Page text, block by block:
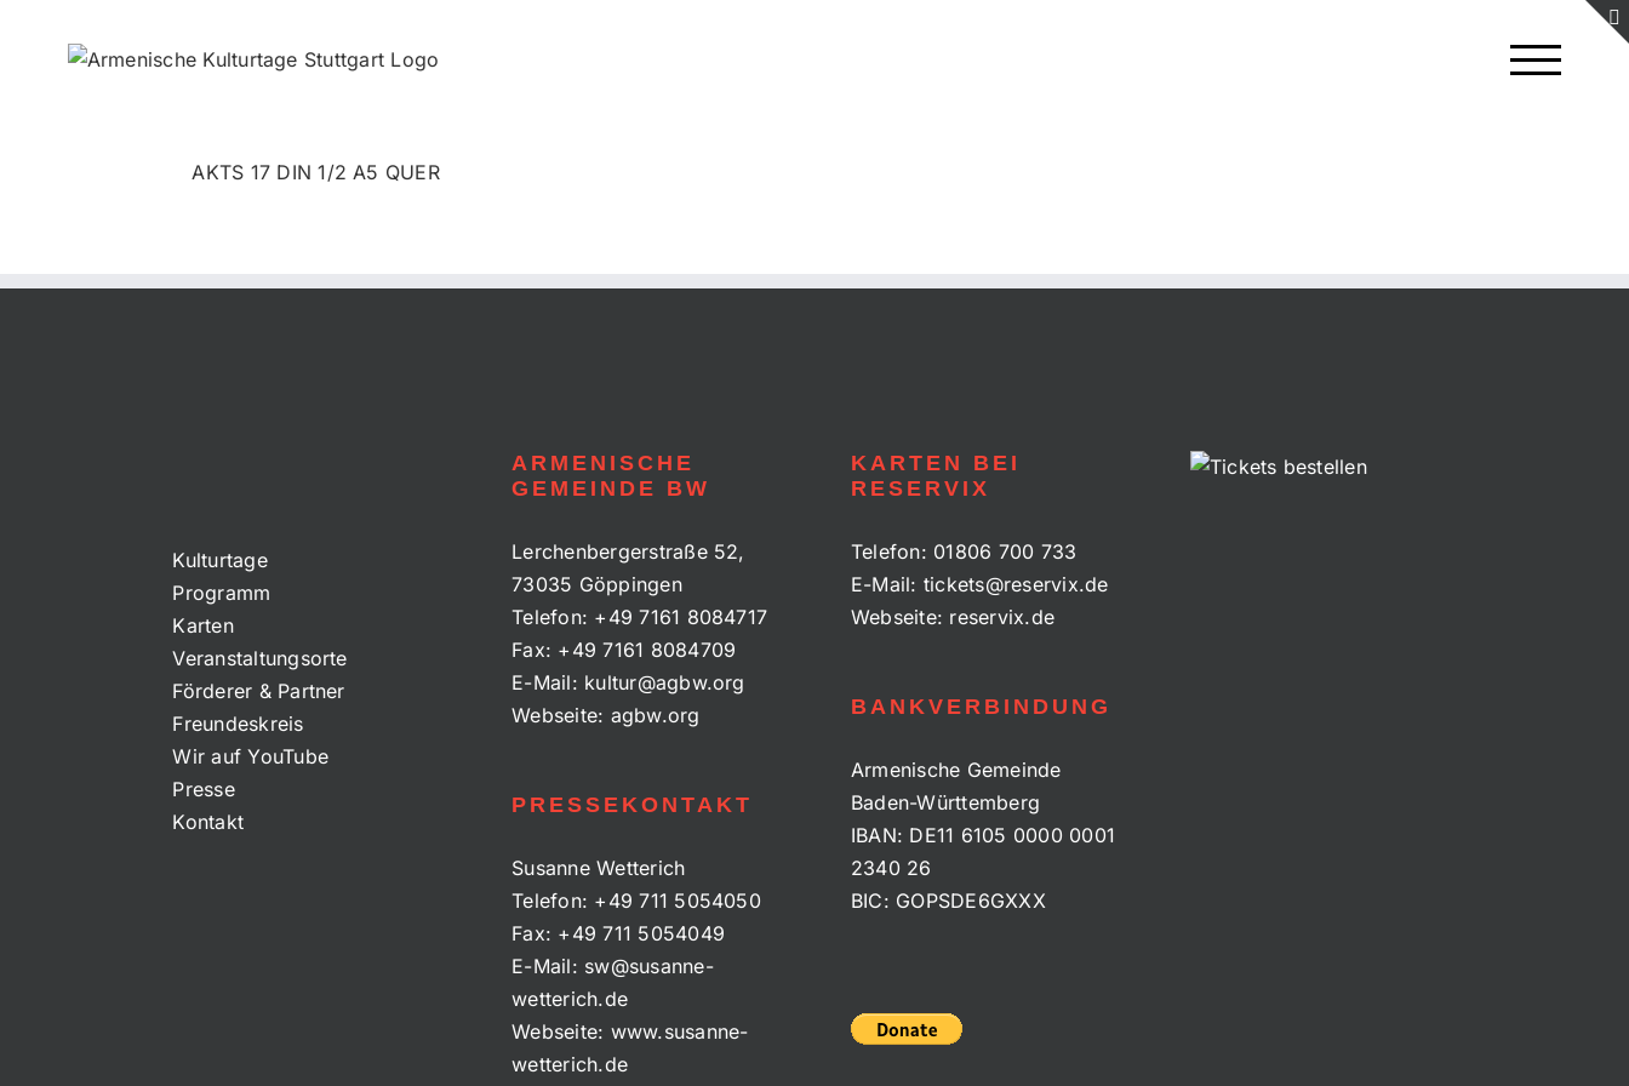
AKTS 17 DIN 1/2 A5 QUER
Kulturtage
Programm
Karten
Veranstaltungsorte
Förderer & Partner
Freundeskreis
Wir auf YouTube
Presse
Kontakt
ARMENISCHE
GEMEINDE BW
Lerchenbergerstraße 52,
73035 Göppingen
Telefon: +49 7161 8084717
Fax: +49 7161 8084709
E-Mail: kultur@agbw.org
Webseite: agbw.org
PRESSEKONTAKT
Susanne Wetterich
Telefon: +49 711 5054050
Fax: +49 711 5054049
E-Mail: sw@susanne-
wetterich.de
Webseite: www.susanne-
wetterich.de
KARTEN BEI
RESERVIX
Telefon: 01806 700 733
E-Mail: tickets@reservix.de
Webseite: reservix.de
BANKVERBINDUNG
Armenische Gemeinde
Baden-Württemberg
IBAN: DE11 6105 0000 0001
2340 26
BIC: GOPSDE6GXXX